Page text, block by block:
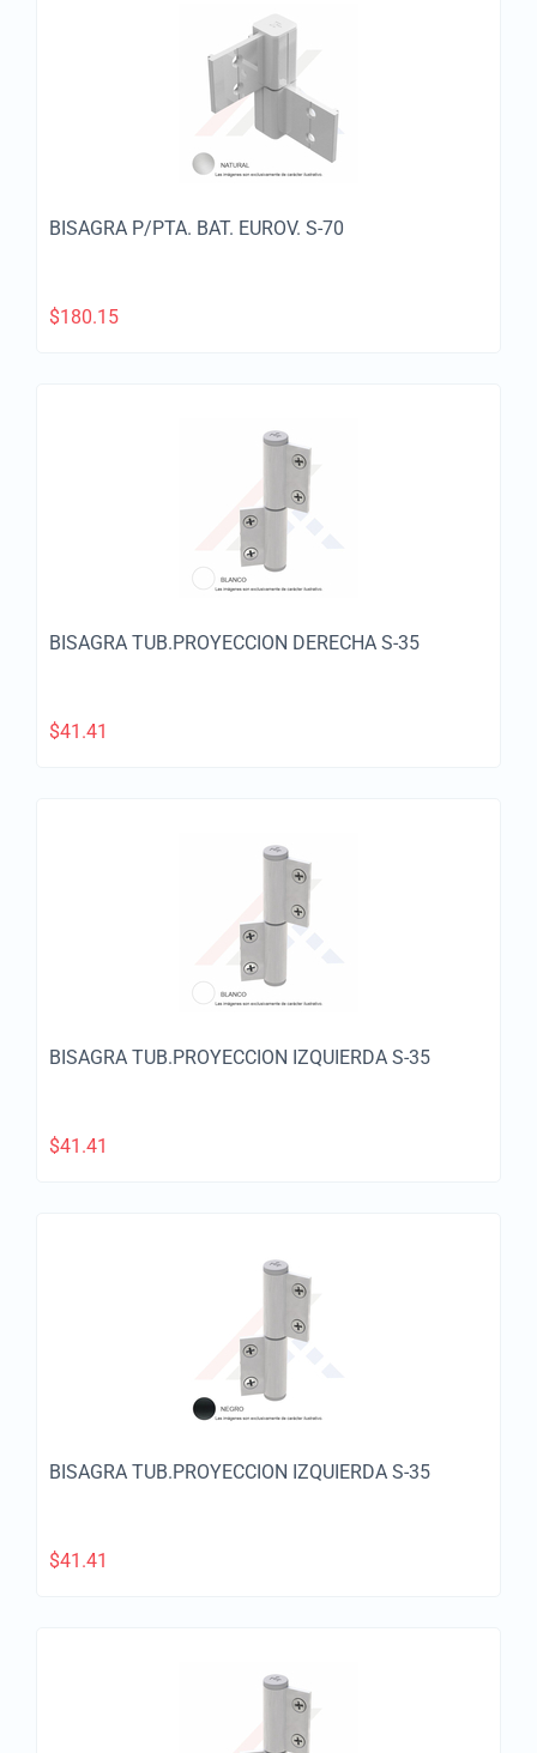
BISAGRA P/PTA. BAT. EUROV. S-70
$180.15
BISAGRA TUB.PROYECCION DERECHA S-35
$41.41
BISAGRA TUB.PROYECCION IZQUIERDA S-35
$41.41
BISAGRA TUB.PROYECCION IZQUIERDA S-35
$41.41